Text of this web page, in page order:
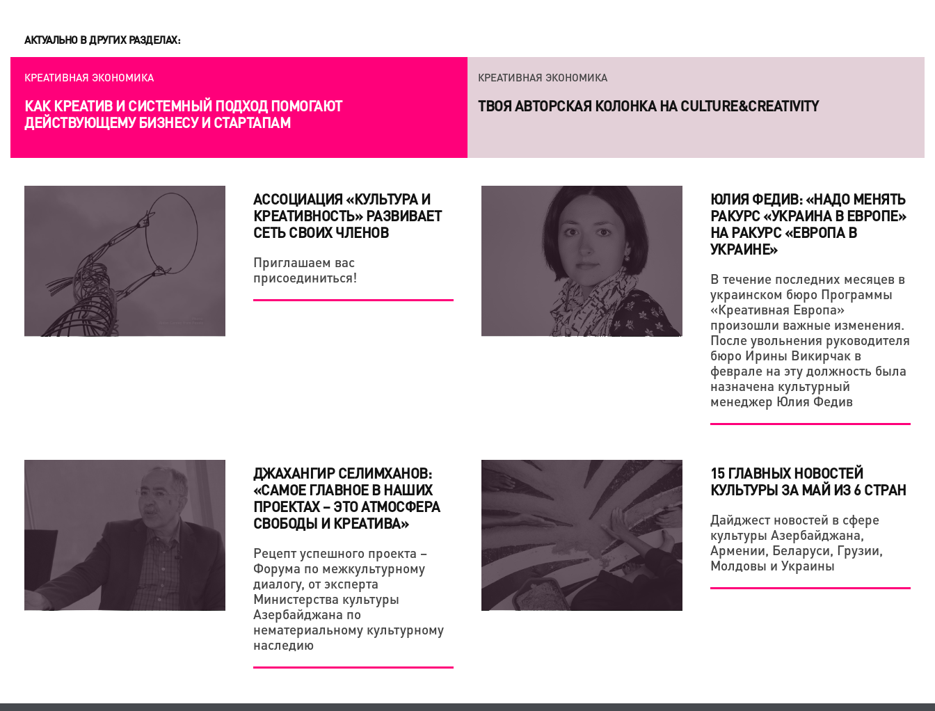
АКТУАЛЬНО В ДРУГИХ РАЗДЕЛАХ:
КРЕАТИВНАЯ ЭКОНОМИКА
КАК КРЕАТИВ И СИСТЕМНЫЙ ПОДХОД ПОМОГАЮТ
ДЕЙСТВУЮЩЕМУ БИЗНЕСУ И СТАРТАПАМ
КРЕАТИВНАЯ ЭКОНОМИКА
«СЕРГЕЙ ПАРАДЖАНОВ ОДНАЖДЫ ПООБЕЩАЛ ОТОМСТИТЬ МИРУ
ЛЮБОВЬЮ — НАША ТВОРЧЕСКАЯ ПОЗИЦИЯ ТОЖЕ ДЕРЖИТСЯ НА
ЭТОМ»
КРЕАТИВНАЯ ЭКОНОМИКА
ТВОЯ АВТОРСКАЯ КОЛОНКА НА CULTURE&CREATIVITY
КРЕАТИВНАЯ ЭКОНОМИКА
7 КНИГ, КОТОРЫЕ СПОСОБНЫ ЗАВОЕВАТЬ СЕРДЦА КРЕАТИВНЫХ
ЛИЧНОСТЕЙ
АССОЦИАЦИЯ «КУЛЬТУРА И
КРЕАТИВНОСТЬ» РАЗВИВАЕТ
СЕТЬ СВОИХ ЧЛЕНОВ
Приглашаем вас
присоединиться!
ЮЛИЯ ФЕДИВ: «НАДО МЕНЯТЬ
РАКУРС «УКРАИНА В ЕВРОПЕ»
НА РАКУРС «ЕВРОПА В
УКРАИНЕ»
В течение последних месяцев в
украинском бюро Программы
«Креативная Европа»
произошли важные изменения.
После увольнения руководителя
бюро Ирины Викирчак в
феврале на эту должность была
назначена культурный
менеджер Юлия Федив
ДЖАХАНГИР СЕЛИМХАНОВ:
«САМОЕ ГЛАВНОЕ В НАШИХ
ПРОЕКТАХ – ЭТО АТМОСФЕРА
СВОБОДЫ И КРЕАТИВА»
Рецепт успешного проекта –
Форума по межкультурному
диалогу, от эксперта
Министерства культуры
Азербайджана по
нематериальному культурному
наследию
15 ГЛАВНЫХ НОВОСТЕЙ
КУЛЬТУРЫ ЗА МАЙ ИЗ 6 СТРАН
Дайджест новостей в сфере
культуры Азербайджана,
Армении, Беларуси, Грузии,
Молдовы и Украины